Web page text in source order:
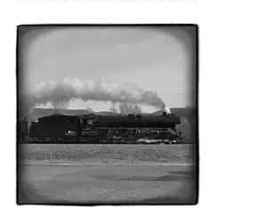
1 232 BR 232 DR 132 · DR
1 233 BR 233 Umbau DB 232
1 247 BR 247 ·Vectron DE·
1 250 BR 250 ·DE-AC33C·
1 264 BR 264 ·Maxima 40 CC·
1 266 BR 266 ·JT42CWR(M/-